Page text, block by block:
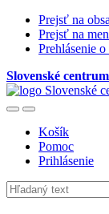
Prejsť na
Prejsť na
Prehlásenie
Slovenské
Košík
Pomoc
Prihlásenie